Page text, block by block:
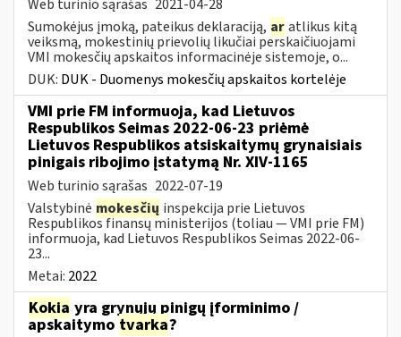
Web turinio sąrašas 2021-04-28
Sumokėjus įmoką, pateikus deklaraciją, aratlikus kitą
veiksmą, mokestinių prievolių likučiai perskaičiuojami
VMI mokesčių apskaitos informacinėje sistemoje, o...
DUK: DUK - Duomenys mokesčių apskaitos kortelėje
VMI prie FM informuoja, kad Lietuvos
Respublikos Seimas 2022-06-23 priėmė
Lietuvos Respublikos atsiskaitymų grynaisiais
pinigais ribojimo įstatymą Nr. XIV-1165
Web turinio sąrašas 2022-07-19
Valstybinė mokesčių inspekcija prie Lietuvos
Respublikos finansų ministerijos (toliau — VMI prie FM)
informuoja, kad Lietuvos Respublikos Seimas 2022-06-
23...
Metai: 2022
Kokia yra grynųjų pinigų įforminimo /
apskaitymo tvarka?